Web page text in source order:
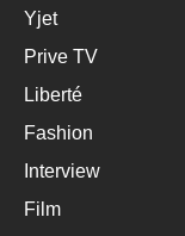
Yjet
Prive TV
Liberté
Fashion
Interview
Film